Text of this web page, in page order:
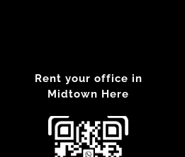
Rent your office in
Midtown Here